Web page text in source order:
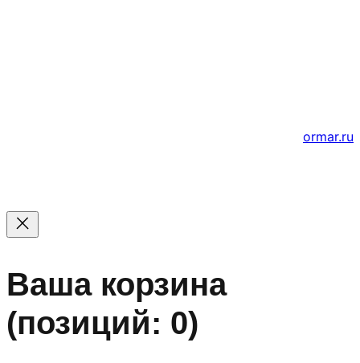
ormar.ru
Ваша корзина
(позиций: 0)